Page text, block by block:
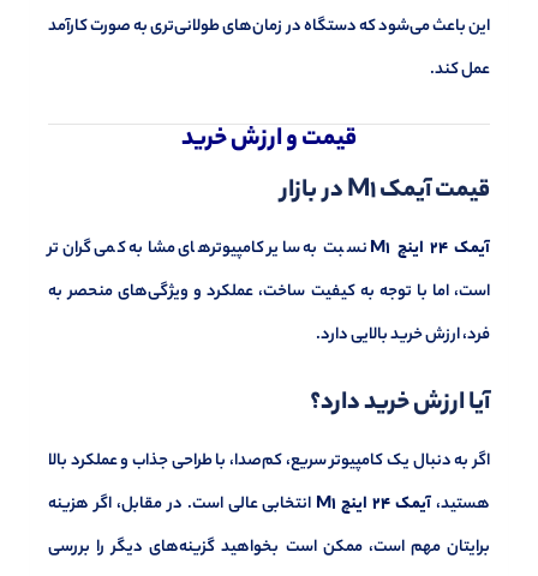
این باعث می‌شود که دستگاه در زمان‌های طولانی‌تری به صورت کارآمد
عمل کند.
قیمت و ارزش خرید
قیمت آیمک M1 در بازار
آیمک 24 اینچ M1
نسبت به سایر کامپیوترهای مشابه کمی گران‌تر
است، اما با توجه به کیفیت ساخت، عملکرد و ویژگی‌های منحصر به
فرد، ارزش خرید بالایی دارد.
آیا ارزش خرید دارد؟
اگر به دنبال یک کامپیوتر سریع، کم‌صدا، با طراحی جذاب و عملکرد بالا
هستید،آیمک 24 اینچ M1
انتخابی عالی است. در مقابل، اگر هزینه
برایتان مهم است، ممکن است بخواهید گزینه‌های دیگر را بررسی